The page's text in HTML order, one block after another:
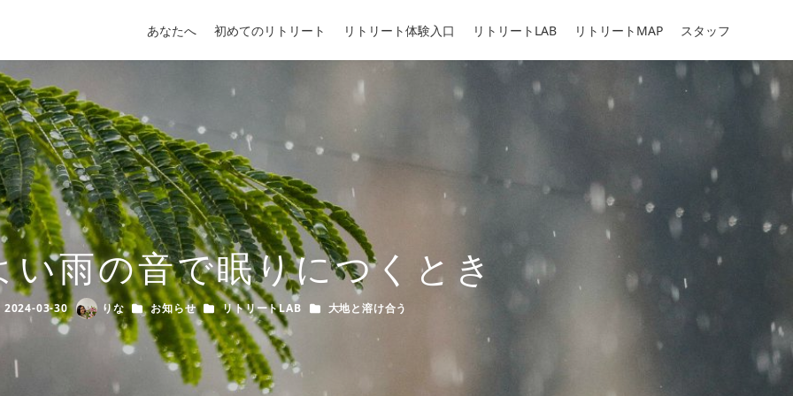
あなたへ 初めてのリトリート リトリート体験入口 リトリートLAB リトリートMAP スタッフ
い雨の音で眠りにつくとき
2024-03-30
Author
りな カテゴリー
お知らせ カテゴリー
リトリートLAB カテゴリー
大地と溶け合う